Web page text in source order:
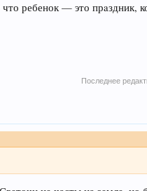
ребенок — это прaздник,
Последнее